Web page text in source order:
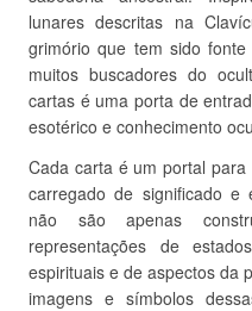
lunares descritas na
grimório que tem sido
muitos buscadores do
cartas é uma porta de
esotérico e conhecimento
Cada carta é um portal
carregado de significado e
não são apenas
representações de
espirituais e de aspectos da
imagens e símbolos